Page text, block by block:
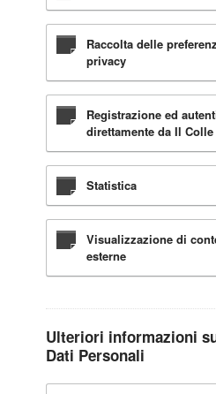
Raccolta delle
privacy
Registrazione ed
direttamente da Il Colle
Statistica
Visualizzazione di
esterne
Ulteriori informazioni
Dati Personali